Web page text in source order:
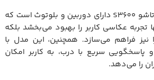
گوشی سامسونگ تاشو S3600 دارای دوربین و بلوتوث است که
تجربه عکاسی کاربر را بهبود می‌بخشد بلکه
نیز فراهم می‌سازد. همچنین، این مدل با
پاسخگویی سریع با درب، به کاربر امکان
را می‌دهد.